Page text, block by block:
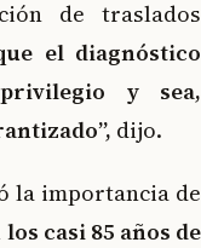
de traslados
el diagnóstico
y sea,
dijo.
la importancia de
casi 85 años de